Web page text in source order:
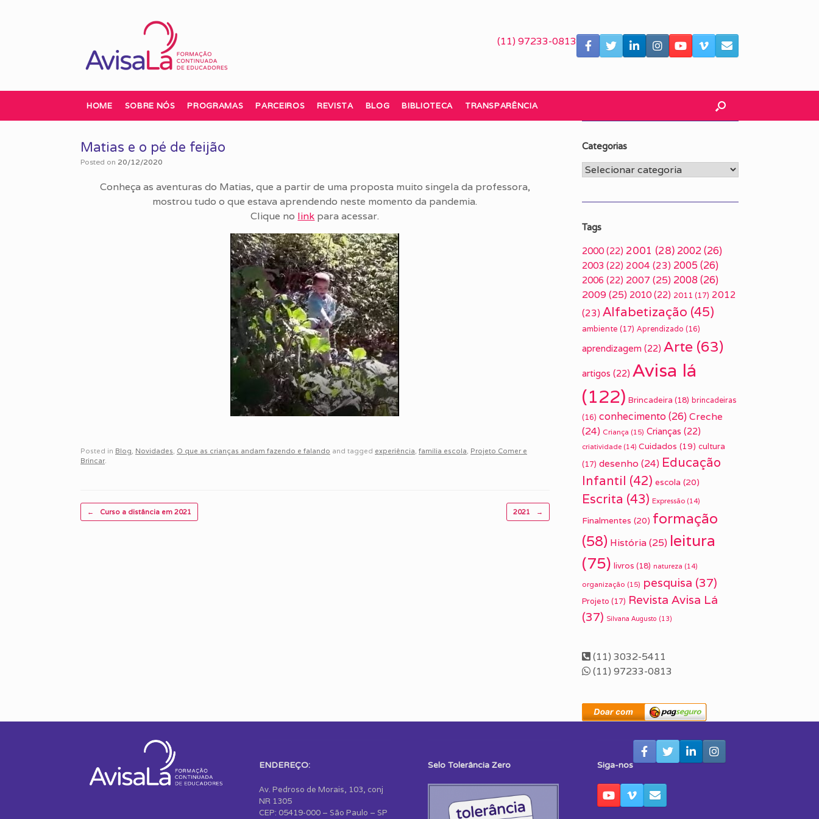
(11) 97233-0813
HOME SOBRE NÓS PROGRAMAS PARCEIROS REVISTA BLOG BIBLIOTECA TRANSPARÊNCIA
Matias e o pé de feijão
Posted on 20/12/2020
Conheça as aventuras do Matias, que a partir de uma proposta muito singela da professora,
mostrou tudo o que estava aprendendo neste momento da pandemia.
Clique no link para acessar.
Posted in Blog, Novidades, O que as crianças andam fazendo e falando and tagged experiência, família escola, Projeto Comer e
Brincar.
Post navigation
← Curso a distância em 2021 2021 →
Categorias
Categorias
Tags
2000 (22) 2001 (28) 2002(26)
2003 (22) 2004 (23) 2005 (26)
2006 (22) 2007 (25) 2008(26)
2009(25) 2010 (22) 2011 (17) 2012
(23) Alfabetização (45)
ambiente (17) Aprendizado (16)
aprendizagem (22) Arte (63)
artigos (22) Avisa lá
(122) Brincadeira (18) brincadeiras
(16) conhecimento(26) Creche
(24) Criança (15) Crianças (22)
criatividade (14) Cuidados (19) cultura
(17) desenho (24) Educação
Infantil (42) escola (20)
Escrita (43) Expressão (14)
Finalmentes (20) formação
(58) História(25) leitura
(75) livros (18) natureza (14)
organização (15) pesquisa (37)
Projeto (17) Revista Avisa Lá
(37) Silvana Augusto (13)
(11) 3032-5411
(11) 97233-0813
ENDEREÇO:
Av. Pedroso de Morais, 103, conj
NR 1305
CEP: 05419-000 – São Paulo – SP
Selo Tolerância Zero Siga-nos